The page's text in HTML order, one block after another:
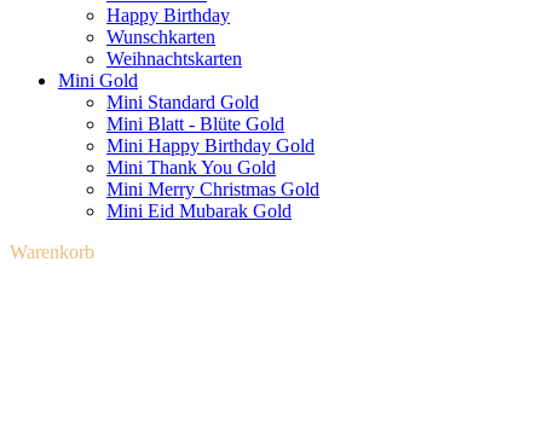
Happy Birthday
Wunschkarten
Weihnachtskarten
Mini Gold
Mini Standard Gold
Mini Blatt - Blüte Gold
Mini Happy Birthday Gold
Mini Thank You Gold
Mini Merry Christmas Gold
Mini Eid Mubarak Gold
WarenkorbWarenkorb schließen